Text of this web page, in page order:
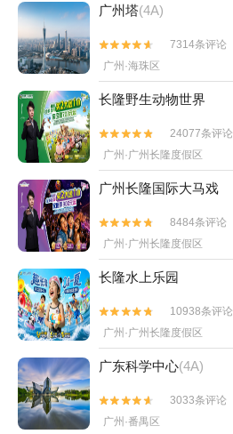
广州塔(4A)


7314条评论
广州·海珠区
长隆野生动物世界


24077条评论
广州·广州长隆度假区
广州长隆国际大马戏


8484条评论
广州·广州长隆度假区
长隆水上乐园


10938条评论
广州·广州长隆度假区
广东科学中心(4A)


3033条评论
广州·番禺区